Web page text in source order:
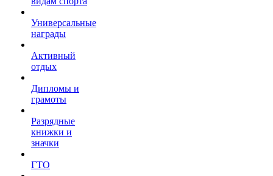
Универсальные
награды
Активный
отдых
Дипломы и
грамоты
Разрядные
книжки и
значки
ГТО